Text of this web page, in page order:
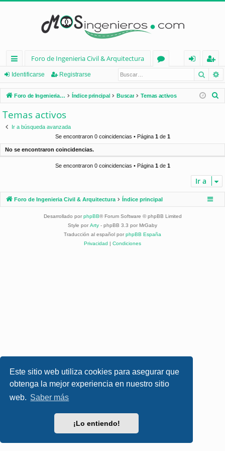
Este sitio web utiliza cookies para asegurar que
obtenga la mejor experiencia en nuestro sitio
web. Saber más
¡Lo entiendo!
nl
ac
es
rá
d
Foro de Ingenieria Civil & Arquitectura
os
nt
ifi
eg
ist
ra
Identificarse Registrarse
Foro de Ingenieria Civil & Arquitectura Índice principal Buscar Temas activos
Temas activos
Ir a búsqueda avanzada
Se encontraron 0 coincidencias • Página 1de 1
No se encontraron coincidencias.
Se encontraron 0 coincidencias • Página 1de 1
Ir a
Foro de Ingenieria Civil & Arquitectura Índice principal
Desarrollado por phpBB® Forum Software © phpBB Limited
Style por Arty - phpBB 3.3 por MrGaby
Traducción al español por phpBB España
Privacidad | Condiciones